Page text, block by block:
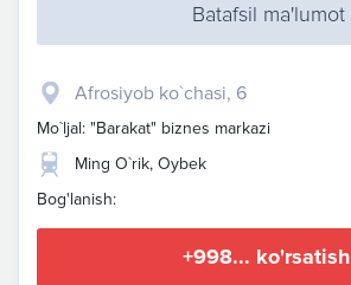
Batafsil ma'lumot
Afrosiyob ko`chasi, 6
Mo`ljal: "Barakat" biznes markazi
Ming O`rik, Oybek
Bog'lanish:
+998... ko'rsatish